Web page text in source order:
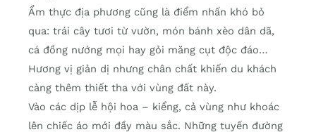
Ẩm thực địa phương cũng là điểm nhấn khó bỏ
qua: trái cây tươi từ vườn, món bánh xèo dân dã,
cá đồng nướng mọi hay gỏi măng cụt độc đáo…
Hương vị giản dị nhưng chân chất khiến du khách
càng thêm thiết tha với vùng đất này.
Vào các dịp lễ hội hoa – kiểng, cả vùng như khoác
lên chiếc áo mới đầy màu sắc. Những tuyến đường